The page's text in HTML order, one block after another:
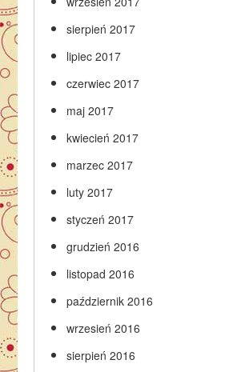
sierpień 2017
lipiec 2017
czerwiec 2017
maj 2017
kwiecień 2017
marzec 2017
luty 2017
styczeń 2017
grudzień 2016
listopad 2016
październik 2016
wrzesień 2016
sierpień 2016